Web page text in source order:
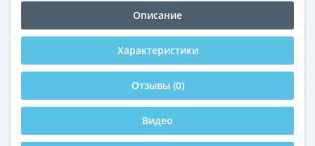
Описание
Характеристики
Отзывы (0)
Видео